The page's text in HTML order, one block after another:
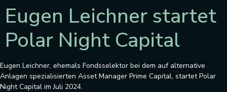
Eugen Leichner startet
Polar Night Capital
Eugen Leichner, ehemals Fondsselektor bei dem auf alternative
Anlagen spezialisierten Asset Manager Prime Capital, startet Polar
Night Capital im Juli 2024.